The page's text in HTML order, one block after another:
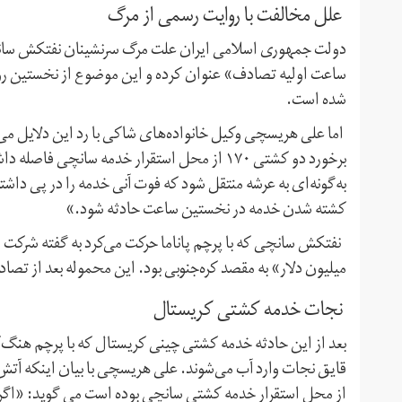
دولت جمهوری اسلامی ایران علت مرگ سرنشینان نفتکش
ساعت اولیه تصادف» عنوان کرده و این موضوع از نخستین
شده است.
اما علی هریسچی وکیل خانواده‌های شاکی با رد این
برخورد دو کشتی ۱۷۰ از محل استقرار خدمه
به‌گونه‌ای به عرشه منتقل شود که فوت آنی خدمه را در پی
کشته شدن خدمه در نخستین ساعت حادثه شود.»
میلیون دلار» به مقصد کره‌جنوبی بود. این محموله بعد از تصادف به تدریج سوخت و ۹
نجات خدمه کشتی کریستال
بعد از این حادثه خدمه کشتی چینی کریستال که با پرچم
قایق نجات وارد آب می‌شوند. علی هریسچی با بیان اینکه